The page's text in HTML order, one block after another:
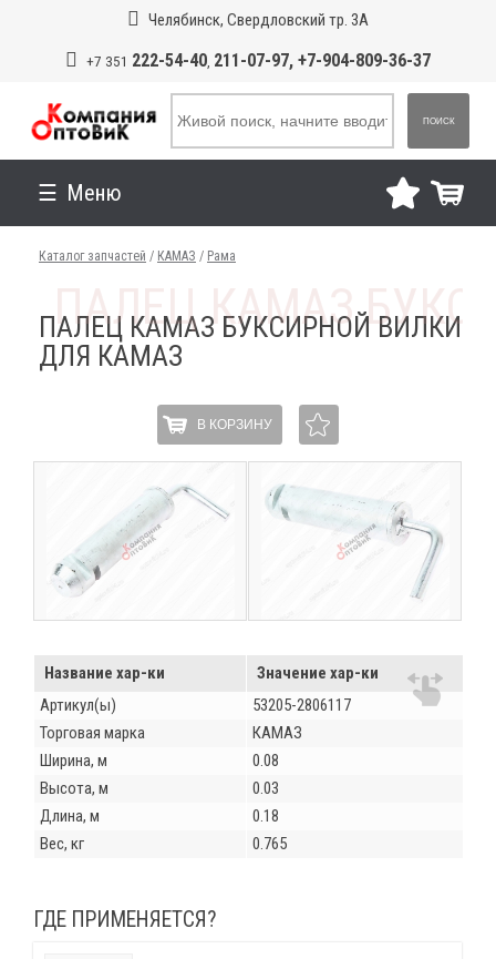
Челябинск, Свердловский тр. 3А
+7 351 222-54-40, 211-07-97, +7-904-809-36-37
ПОИСК
Меню
Каталог запчастей / КАМАЗ / Рама
ПАЛЕЦ КАМАЗ БУКСИРНОЙ ВИЛКИ
ДЛЯ КАМАЗ
В КОРЗИНУ
Название хар-ки
Значение хар-ки
Артикул(ы)
53205-2806117
Торговая марка
КАМАЗ
Ширина, м
0.08
Высота, м
0.03
Длина, м
0.18
Вес, кг
0.765
ГДЕ ПРИМЕНЯЕТСЯ?